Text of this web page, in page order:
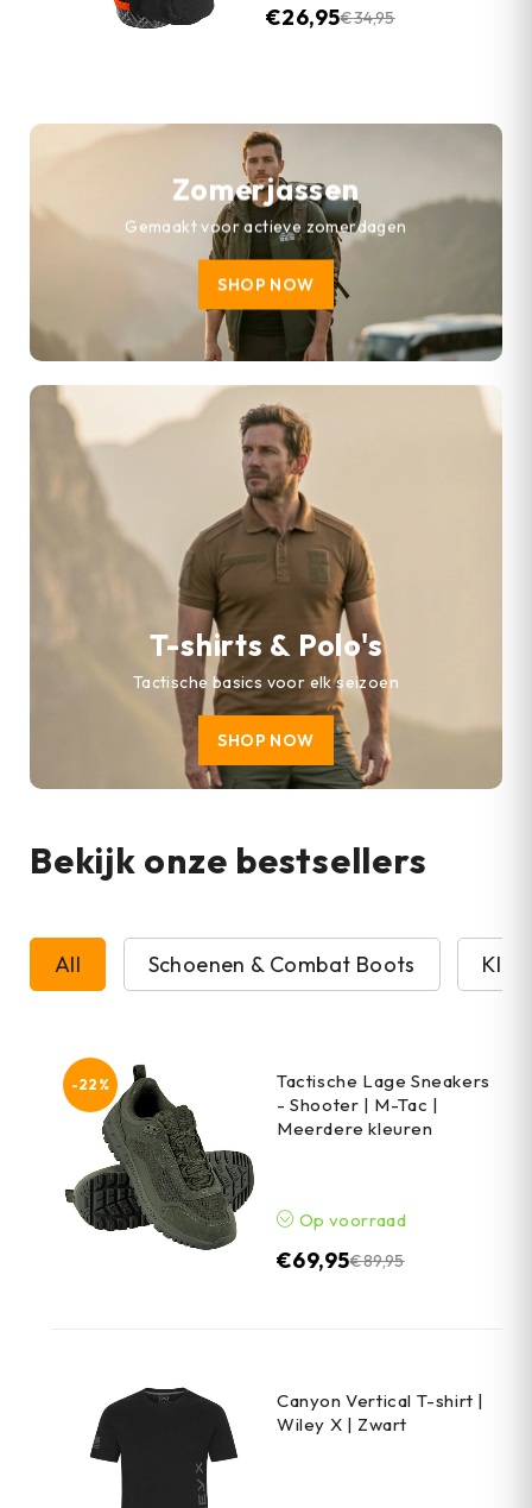
€34,95
€26,95
Zomerjassen
Gemaakt voor actieve zomerdagen
SHOP NOW
T-shirts & Polo's
Tactische basics voor elk seizoen
SHOP NOW
Bekijk onze bestsellers
All Schoenen & Combat Boots
-22%
Tactische Lage Sneakers
- Shooter | M-Tac |
Meerdere kleuren
Op voorraad
€89,95
€69,95
Canyon Vertical T-shirt |
Wiley X | Zwart